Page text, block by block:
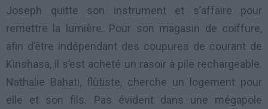
Joseph quitte son instrument et s’affaire pour
remettre la lumière. Pour son magasin de coiffure,
afin d’être indépendant des coupures de courant de
Kinshasa, il s’est acheté un rasoir à pile rechargeable.
Nathalie Bahati, flûtiste, cherche un logement pour
elle et son fils. Pas évident dans une mégapole